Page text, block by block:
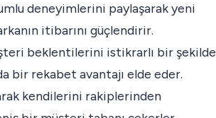
deneyimlerini paylaşarak yeni
itibarını güçlendirir.
beklentilerini istikrarlı bir şekilde
bir rekabet avantajı elde eder.
kendilerini rakiplerinden